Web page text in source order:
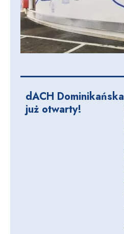
dACH Dominikańska
już otwarty!